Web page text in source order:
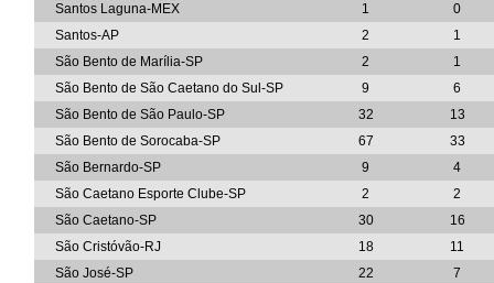
Santos Laguna-MEX
1
0
Santos-AP
2
1
São Bento de Marília-SP
2
1
São Bento de São Caetano do Sul-SP
9
6
São Bento de São Paulo-SP
32
13
São Bento de Sorocaba-SP
67
33
São Bernardo-SP
9
4
São Caetano Esporte Clube-SP
2
2
São Caetano-SP
30
16
São Cristóvão-RJ
18
11
São José-SP
22
7